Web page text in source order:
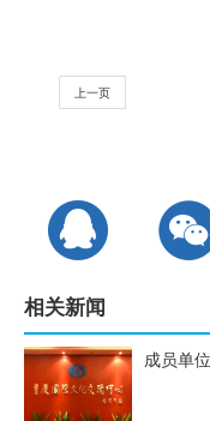
上一页
相关新闻
成员单